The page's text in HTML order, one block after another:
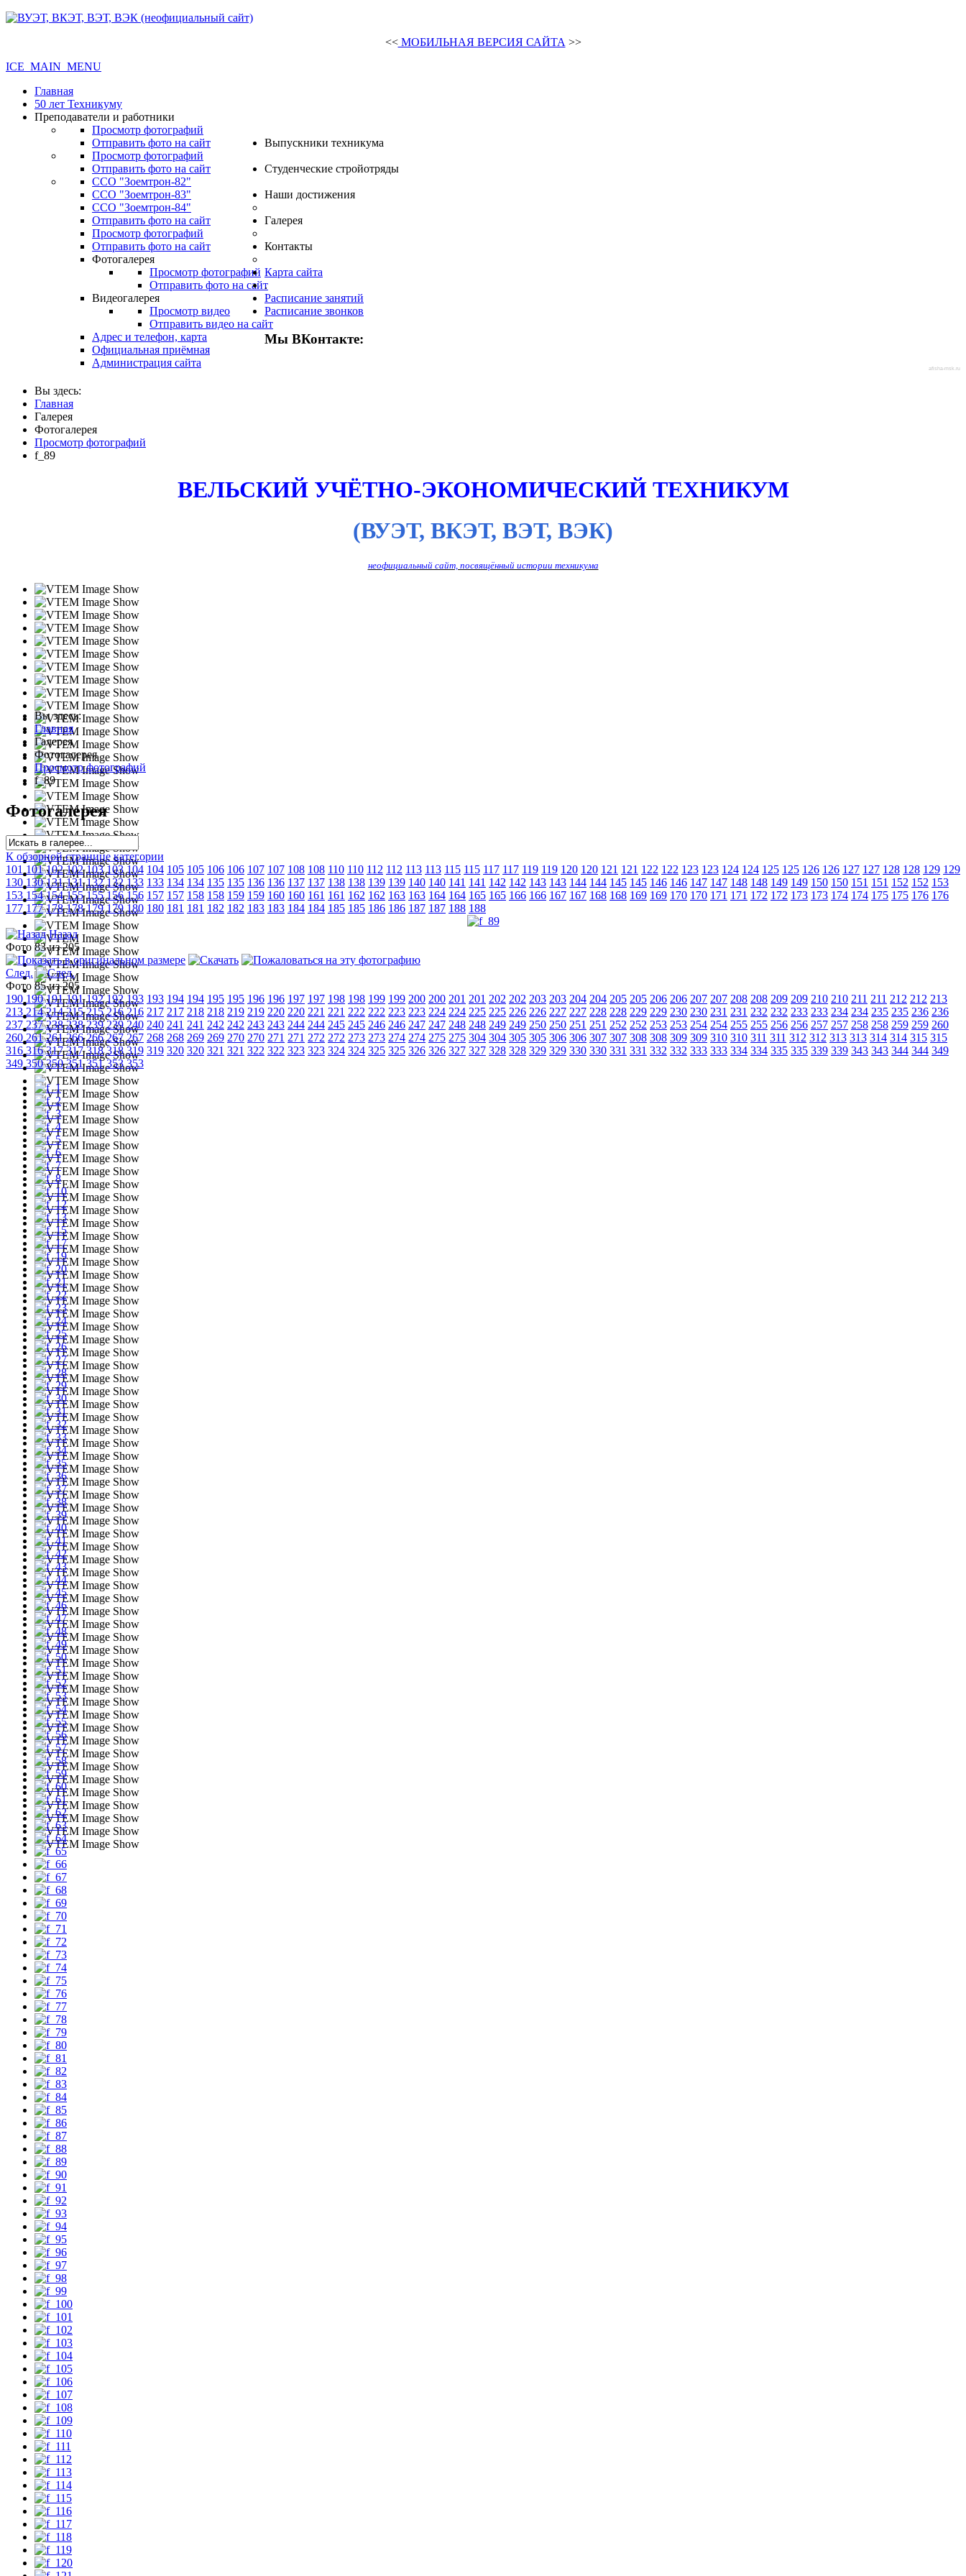
<<МОБИЛЬНАЯ ВЕРСИЯ САЙТА >>
ICE_MAIN_MENU
Главная
50 лет Техникуму
Преподаватели и работники
Просмотр фотографий
Отправить фото на сайт
Выпускники техникума
Просмотр фотографий
Отправить фото на сайт
Студенческие стройотряды
ССО "Зоемтрон-82"
ССО "Зоемтрон-83"
ССО "Зоемтрон-84"
Отправить фото на сайт
Наши достижения
Просмотр фотографий
Отправить фото на сайт
Галерея
Фотогалерея
Просмотр фотографий
Отправить фото на сайт
Видеогалерея
Просмотр видео
Отправить видео на сайт
Контакты
Адрес и телефон, карта
Официальная приёмная
Администрация сайта
Карта сайта
.
Расписание занятий
Расписание звонков
Мы ВКонтакте:
afisha-msk.ru
Вы здесь:
Главная
Галерея
Фотогалерея
Просмотр фотографий
f_89
ВЕЛЬСКИЙ УЧЁТНО-ЭКОНОМИЧЕСКИЙ ТЕХНИКУМ
(ВУЭТ, ВКЭТ, ВЭТ, ВЭК)
неофициальный сайт, посвящённый истории техникума
Вы здесь:
Главная
Галерея
Фотогалерея
Просмотр фотографий
f_89
Фотогалерея
К обзорной странице категории
101 101 102 102 103 103 104 104 105 105 106 106 107 107 108 108 110 110 112 112 113 113 115 115 117 117 119 119 120 120 121 121 122 122 123 123 124 124 125 125 126 126 127 127 128 128 129 129
130 130 131 131 132 132 133 133 134 134 135 135 136 136 137 137 138 138 139 139 140 140 141 141 142 142 143 143 144 144 145 145 146 146 147 147 148 148 149 149 150 150 151 151 152 152 153
153 154 154 155 155 156 156 157 157 158 158 159 159 160 160 161 161 162 162 163 163 164 164 165 165 166 166 167 167 168 168 169 169 170 170 171 171 172 172 173 173 174 174 175 175 176 176
177 177 178 178 179 179 180 180 181 181 182 182 183 183 184 184 185 185 186 186 187 187 188 188
Назад
Фото 83 из 205
След.
Фото 85 из 205
190 190 191 191 192 192 193 193 194 194 195 195 196 196 197 197 198 198 199 199 200 200 201 201 202 202 203 203 204 204 205 205 206 206 207 207 208 208 209 209 210 210 211 211 212 212 213
213 214 214 215 215 216 216 217 217 218 218 219 219 220 220 221 221 222 222 223 223 224 224 225 225 226 226 227 227 228 228 229 229 230 230 231 231 232 232 233 233 234 234 235 235 236 236
237 237 238 238 239 239 240 240 241 241 242 242 243 243 244 244 245 245 246 246 247 247 248 248 249 249 250 250 251 251 252 252 253 253 254 254 255 255 256 256 257 257 258 258 259 259 260
260 261 261 266 266 267 267 268 268 269 269 270 270 271 271 272 272 273 273 274 274 275 275 304 304 305 305 306 306 307 307 308 308 309 309 310 310 311 311 312 312 313 313 314 314 315 315
316 316 317 317 318 318 319 319 320 320 321 321 322 322 323 323 324 324 325 325 326 326 327 327 328 328 329 329 330 330 331 331 332 332 333 333 334 334 335 335 339 339 343 343 344 344 349
349 350 350 351 351 353 353